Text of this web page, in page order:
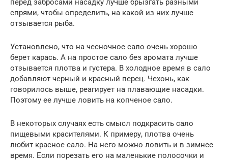
перед забросами насадку лучше брызгать разными
спрями, чтобы определить, на какой из них лучше
отзывается рыба.
Установлено, что на чесночное сало очень хорошо
берет карась. А на простое сало без аромата лучше
отзывается плотва и густера. В холодное время в сало
добавляют черный и красный перец. Чехонь, как
говорилось выше, реагирует на плавающие насадки.
Поэтому ее лучше ловить на копченое сало.
В некоторых случаях есть смысл подкрасить сало
пищевыми красителями. К примеру, плотва очень
любит красное сало. На него можно ловить и в зимнее
время. Если порезать его на маленькие полосочки и